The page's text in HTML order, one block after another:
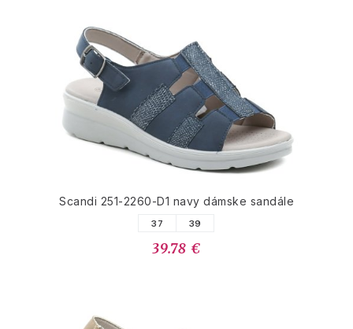
Scandi 251-2260-D1 navy dámske sandále
37 39
39.78 €